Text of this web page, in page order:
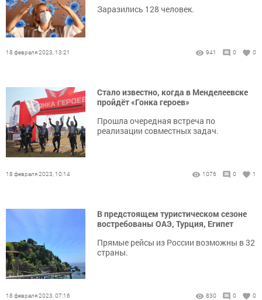
Заразились 128 человек.
18 февраля 2023, 13:21 941 0 0
Стало известно, когда в Менделеевске
пройдёт «Гонка героев»
Прошла очередная встреча по
реализации совместных задач.
18 февраля 2023, 10:14 1076 0 1
В предстоящем туристическом сезоне
востребованы ОАЭ, Турция, Египет
Прямые рейсы из России возможны в 32
страны.
18 февраля 2023, 07:16 830 0 0